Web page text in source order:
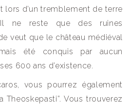
d’un tremblement de terre
ne reste que des ruines
veut que le château médiéval
été conquis par aucun
600 ans d’existence.
vous pourrez également
Theoskepasti”. Vous trouverez